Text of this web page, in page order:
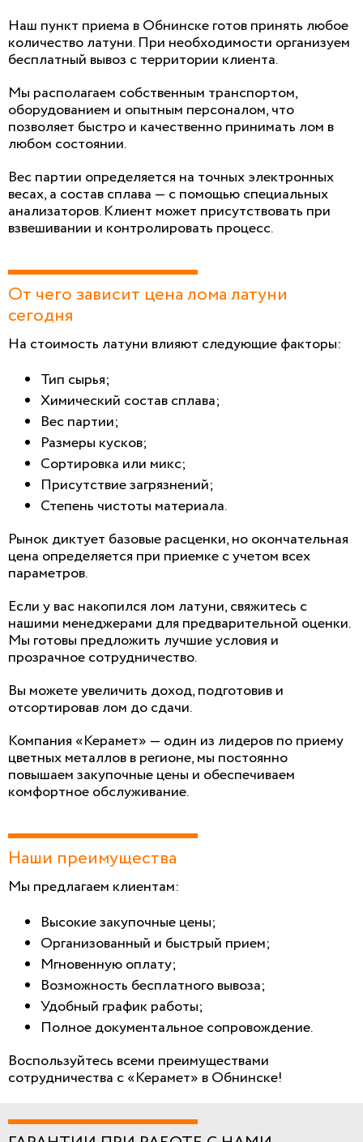
Наш пункт приема в Обнинске готов принять любое
количество латуни. При необходимости организуем
бесплатный вывоз с территории клиента.
Мы располагаем собственным транспортом,
оборудованием и опытным персоналом, что
позволяет быстро и качественно принимать лом в
любом состоянии.
Вес партии определяется на точных электронных
весах, а состав сплава — с помощью специальных
анализаторов. Клиент может присутствовать при
взвешивании и контролировать процесс.
От чего зависит цена лома латуни
сегодня
На стоимость латуни влияют следующие факторы:
Тип сырья;
Химический состав сплава;
Вес партии;
Размеры кусков;
Сортировка или микс;
Присутствие загрязнений;
Степень чистоты материала.
Рынок диктует базовые расценки, но окончательная
цена определяется при приемке с учетом всех
параметров.
Если у вас накопился лом латуни, свяжитесь с
нашими менеджерами для предварительной оценки.
Мы готовы предложить лучшие условия и
прозрачное сотрудничество.
Вы можете увеличить доход, подготовив и
отсортировав лом до сдачи.
Компания «Керамет» — один из лидеров по приему
цветных металлов в регионе, мы постоянно
повышаем закупочные цены и обеспечиваем
комфортное обслуживание.
Наши преимущества
Мы предлагаем клиентам:
Высокие закупочные цены;
Организованный и быстрый прием;
Мгновенную оплату;
Возможность бесплатного вывоза;
Удобный график работы;
Полное документальное сопровождение.
Воспользуйтесь всеми преимуществами
сотрудничества с «Керамет» в Обнинске!